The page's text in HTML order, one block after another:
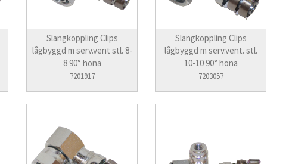
Slangkoppling Clips
lågbyggd m serv.vent stl. 8-
8 90° hona
7201917
Slangkoppling Clips
lågbyggd m serv.vent. stl.
10-10 90° hona
7203057